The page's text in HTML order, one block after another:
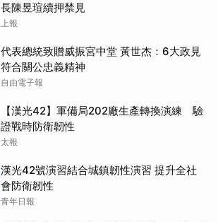
長陳昱瑄續押禁見
上報
代表總統致贈威振宮中堂 黃世杰：6大政見
符合關公忠義精神
自由電子報
【漢光42】軍備局202廠生產轉換演練 驗
證戰時防衛韌性
太報
漢光42號演習結合城鎮韌性演習 提升全社
會防衛韌性
青年日報